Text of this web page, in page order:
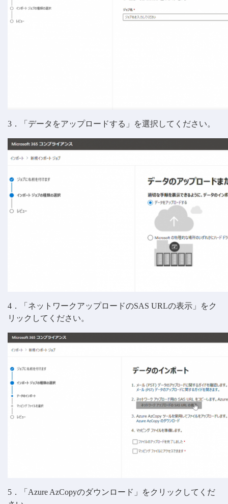
3．「データをアップロードする」を選択してください。
4．「ネットワークアップロードのSAS URLの表示」をク
リックしてください。
5．「Azure AzCopyのダウンロード」をクリックしてくだ